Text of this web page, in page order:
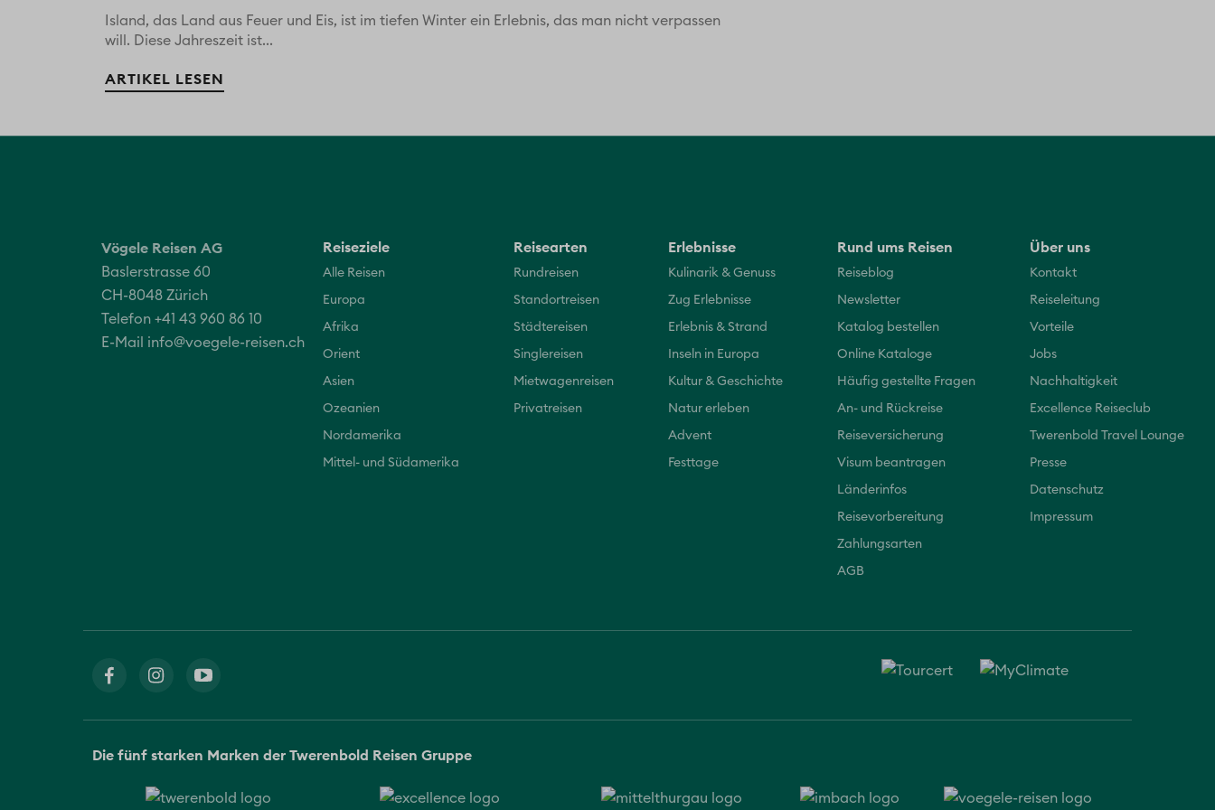
Island, das Land aus Feuer und Eis, ist im tiefen Winter ein Erlebnis, das man nicht verpassen
will. Diese Jahreszeit ist...
ARTIKEL LESEN
Vögele Reisen AG
Baslerstrasse 60
CH-8048 Zürich
Telefon +41 43 960 86 10
E-Mail info@voegele-reisen.ch
Reiseziele
Alle Reisen
Europa
Afrika
Orient
Asien
Ozeanien
Nordamerika
Mittel- und Südamerika
Reisearten
Rundreisen
Standortreisen
Städtereisen
Singlereisen
Mietwagenreisen
Privatreisen
Erlebnisse
Kulinarik & Genuss
Zug Erlebnisse
Erlebnis & Strand
Inseln in Europa
Kultur & Geschichte
Natur erleben
Advent
Festtage
Rund ums Reisen
Reiseblog
Newsletter
Katalog bestellen
Online Kataloge
Häufig gestellte Fragen
An- und Rückreise
Reiseversicherung
Visum beantragen
Länderinfos
Reisevorbereitung
Zahlungsarten
AGB
Über uns
Kontakt
Reiseleitung
Vorteile
Jobs
Nachhaltigkeit
Excellence Reiseclub
Twerenbold Travel Lounge
Presse
Datenschutz
Impressum
Die fünf starken Marken der Twerenbold Reisen Gruppe